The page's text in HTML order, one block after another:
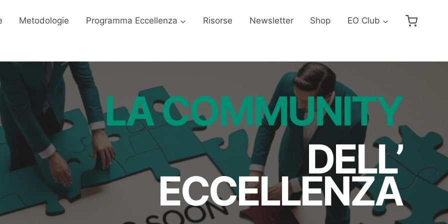
Metodologie Programma Eccellenza Risorse Newsletter Shop EO Club
LA COMMUNITY
DELL’
ECCELLENZA